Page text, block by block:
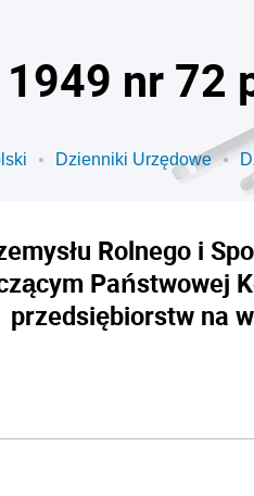
nr 72
Dzienniki Urzędowe
Rolnego i
Państwowej
przedsiębiorstw na